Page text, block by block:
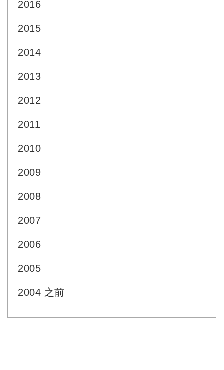
2016
2015
2014
2013
2012
2011
2010
2009
2008
2007
2006
2005
2004 之前